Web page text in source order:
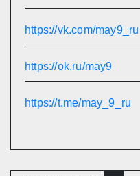
https://vk.com/may9_ru
https://ok.ru/may9
https://t.me/may_9_ru